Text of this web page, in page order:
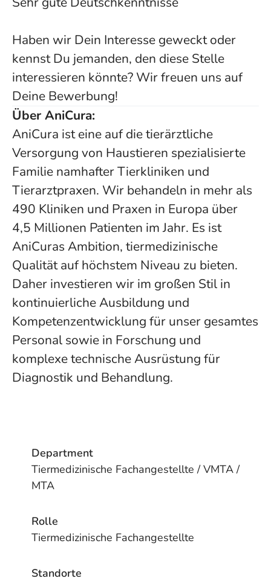
Haben wir Dein Interesse geweckt oder
kennst Du jemanden, den diese Stelle
interessieren könnte? Wir freuen uns auf
Deine Bewerbung!
Über AniCura:
AniCura ist eine auf die tierärztliche
Versorgung von Haustieren spezialisierte
Familie namhafter Tierkliniken und
Tierarztpraxen. Wir behandeln in mehr als
490 Kliniken und Praxen in Europa über
4,5 Millionen Patienten im Jahr. Es ist
AniCuras Ambition, tiermedizinische
Qualität auf höchstem Niveau zu bieten.
Daher investieren wir im großen Stil in
kontinuierliche Ausbildung und
Kompetenzentwicklung für unser gesamtes
Personal sowie in Forschung und
komplexe technische Ausrüstung für
Diagnostik und Behandlung.
Department
Tiermedizinische Fachangestellte / VMTA /
MTA
Rolle
Tiermedizinische Fachangestellte
Standorte